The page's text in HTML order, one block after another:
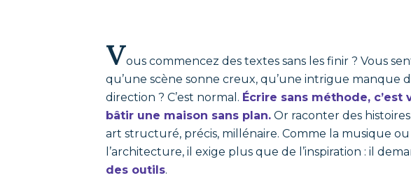
Vous commencez des textes sans les finir ? Vous
qu’une scène sonne creux, qu’une intrigue manque
direction ? C’est normal. Écrire sans méthode, c’est
bâtir une maison sans plan. Or raconter des
art structuré, précis, millénaire. Comme la musique ou
l’architecture, il exige plus que de l’inspiration : il
des outils.